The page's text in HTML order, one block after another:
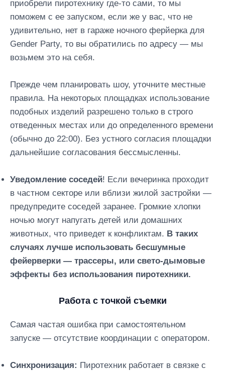
приобрели пиротехнику где-то сами, то мы
поможем с ее запуском, если же у вас, что не
удивительно, нет в гараже ночного ферйерка для
Gender Party, то вы обратились по адресу — мы
возьмем это на себя.
Прежде чем планировать шоу, уточните местные
правила. На некоторых площадках использование
подобных изделий разрешено только в строго
отведенных местах или до определенного времени
(обычно до 22:00). Без устного согласия площадки
дальнейшие согласования бессмысленны.
Уведомление соседей! Если вечеринка проходит
в частном секторе или вблизи жилой застройки —
предупредите соседей заранее. Громкие хлопки
ночью могут напугать детей или домашних
животных, что приведет к конфликтам. В таких
случаях лучше использовать бесшумные
фейерверки — трассеры, или свето-дымовые
эффекты без использования пиротехники.
Работа с точкой съемки
Самая частая ошибка при самостоятельном
запуске — отсутствие координации с оператором.
Синхронизация: Пиротехник работает в связке с